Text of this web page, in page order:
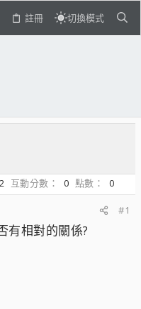
註冊 切換模式
2 互動分數 0 點數
0
#1
有相對的關係?